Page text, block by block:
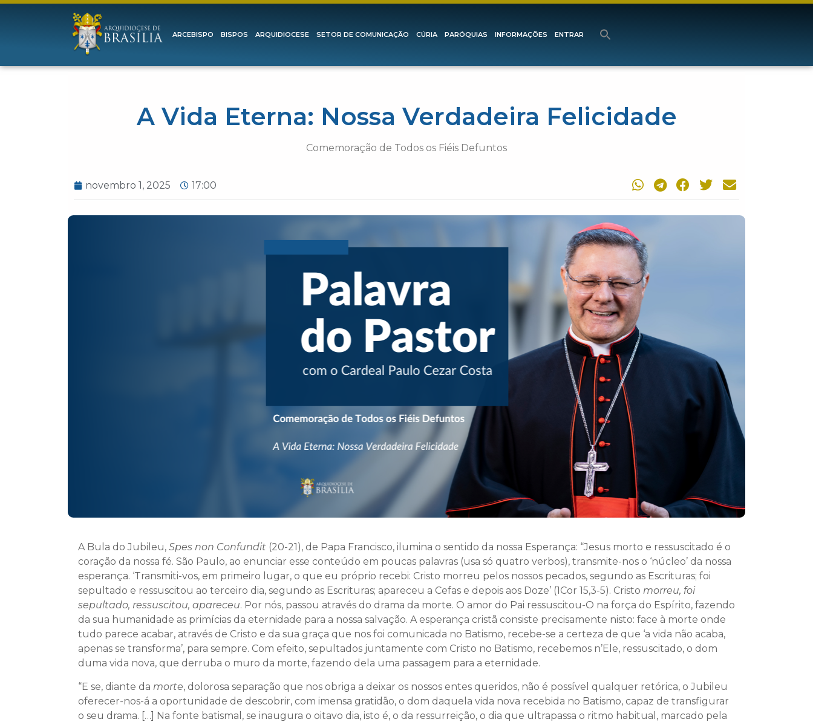
ARCEBISPO BISPOS ARQUIDIOCESE SETOR DE COMUNICAÇÃO CÚRIA PARÓQUIAS INFORMAÇÕES ENTRAR
A Vida Eterna: Nossa Verdadeira Felicidade
Comemoração de Todos os Fiéis Defuntos
novembro 1, 2025 17:00
A Bula do Jubileu, Spes non Confundit (20-21), de Papa Francisco, ilumina o sentido da nossa Esperança: “Jesus morto e ressuscitado é o
coração da nossa fé. São Paulo, ao enunciar esse conteúdo em poucas palavras (usa só quatro verbos), transmite-nos o ‘núcleo’ da nossa
esperança. ‘Transmiti-vos, em primeiro lugar, o que eu próprio recebi: Cristo morreu pelos nossos pecados, segundo as Escrituras; foi
sepultado e ressuscitou ao terceiro dia, segundo as Escrituras; apareceu a Cefas e depois aos Doze’ (1Cor 15,3-5). Cristo morreu, foi
sepultado, ressuscitou, apareceu. Por nós, passou através do drama da morte. O amor do Pai ressuscitou-O na força do Espírito, fazendo
da sua humanidade as primícias da eternidade para a nossa salvação. A esperança cristã consiste precisamente nisto: face à morte onde
tudo parece acabar, através de Cristo e da sua graça que nos foi comunicada no Batismo, recebe-se a certeza de que ‘a vida não acaba,
apenas se transforma’, para sempre. Com efeito, sepultados juntamente com Cristo no Batismo, recebemos n’Ele, ressuscitado, o dom
duma vida nova, que derruba o muro da morte, fazendo dela uma passagem para a eternidade.
“E se, diante da morte, dolorosa separação que nos obriga a deixar os nossos entes queridos, não é possível qualquer retórica, o Jubileu
oferecer-nos-á a oportunidade de descobrir, com imensa gratidão, o dom daquela vida nova recebida no Batismo, capaz de transfigurar
o seu drama. […] Na fonte batismal, se inaugura o oitavo dia, isto é, o da ressurreição, o dia que ultrapassa o ritmo habitual, marcado pela